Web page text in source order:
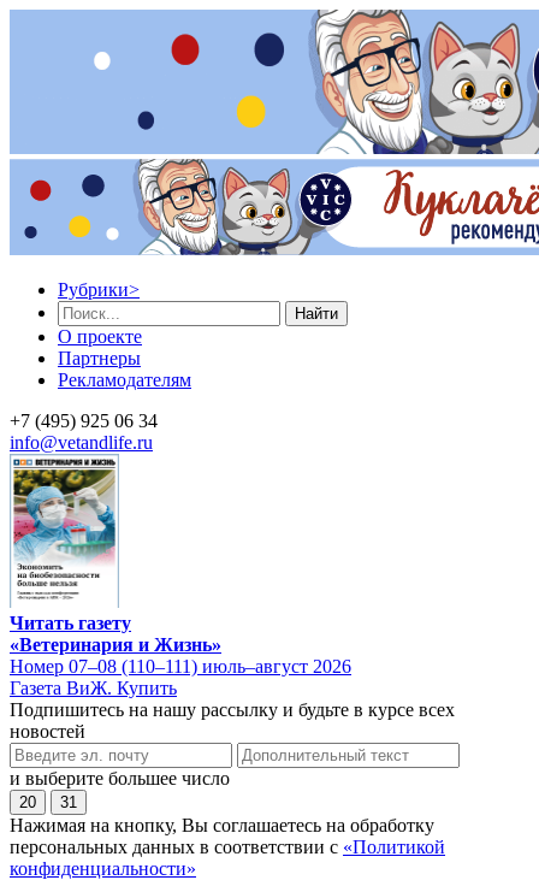
Рубрики>
Найти
О проекте
Партнеры
Рекламодателям
+7 (495) 925 06 34
info@vetandlife.ru
Читать газету
«Ветеринария и Жизнь»
Номер 07–08 (110–111) июль–август 2026
Газета ВиЖ. Купить
Подпишитесь на нашу рассылку и будьте в курсе всех
новостей
и выберите большее число
20 31
Нажимая на кнопку, Вы соглашаетесь на обработку
персональных данных в соответствии с «Политикой
конфиденциальности»